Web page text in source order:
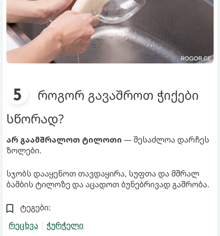
როგორ გავაშროთ ჭიქები
სწორად?
არ გაამშრალოთ ტილოთი — შესაძლოა დარჩეს
ზოლები.
სჯობს დააყენოთ თავდაყირა, სუფთა და მშრალ
ბამბის ტილოზე და აცადოთ ბუნებრივად გაშრობა.
ტეგები:
რეცხვა
ჭურჭელი